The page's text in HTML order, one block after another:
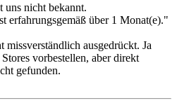
nicht bekannt.
erfahrungsgemäß über 1 Monat(e)."
ausgedrückt. Ja
vorbestellen, aber direkt
gefunden.